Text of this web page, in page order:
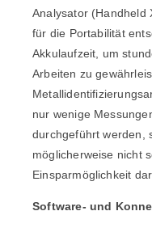
Analysator (Handheld
für die Portabilität
Akkulaufzeit, um
Arbeiten zu
nur wenige
durchgeführt werden,
möglicherweise nicht
Einsparmöglichkeit
Software- und